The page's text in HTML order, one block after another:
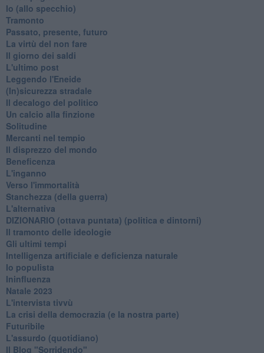
​Io (allo specchio)
Tramonto
Passato, presente, futuro
La virtù del non fare
Il giorno dei saldi
L'ultimo post
Leggendo l'Eneide
​(In)sicurezza stradale
Il decalogo del politico
Un calcio alla finzione
Solitudine
Mercanti nel tempio
Il disprezzo del mondo
Beneficenza
L'inganno
Verso l'immortalità
Stanchezza (della guerra)
L'alternativa
​DIZIONARIO (ottava puntata) (politica e dintorni)
Il tramonto delle ideologie
Gli ultimi tempi
Intelligenza artificiale e deficienza naturale
Io populista
Ininfluenza
Natale 2023
L'intervista tivvù
La crisi della democrazia (e la nostra parte)
Futuribile
L'assurdo (quotidiano)
Il Blog "Sorridendo"